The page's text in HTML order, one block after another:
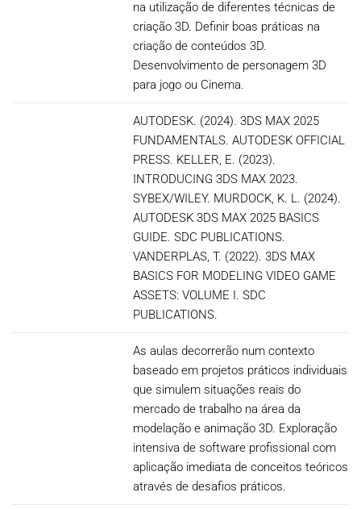
na utilização de diferentes técnicas de
criação 3D. Definir boas práticas na
criação de conteúdos 3D.
Desenvolvimento de personagem 3D
para jogo ou Cinema.
AUTODESK. (2024). 3DS MAX 2025
FUNDAMENTALS. AUTODESK OFFICIAL
PRESS. KELLER, E. (2023).
INTRODUCING 3DS MAX 2023.
SYBEX/WILEY. MURDOCK, K. L. (2024).
AUTODESK 3DS MAX 2025 BASICS
GUIDE. SDC PUBLICATIONS.
VANDERPLAS, T. (2022). 3DS MAX
BASICS FOR MODELING VIDEO GAME
ASSETS: VOLUME I. SDC
PUBLICATIONS.
As aulas decorrerão num contexto
baseado em projetos práticos individuais
que simulem situações reais do
mercado de trabalho na área da
modelação e animação 3D. Exploração
intensiva de software profissional com
aplicação imediata de conceitos teóricos
através de desafios práticos.